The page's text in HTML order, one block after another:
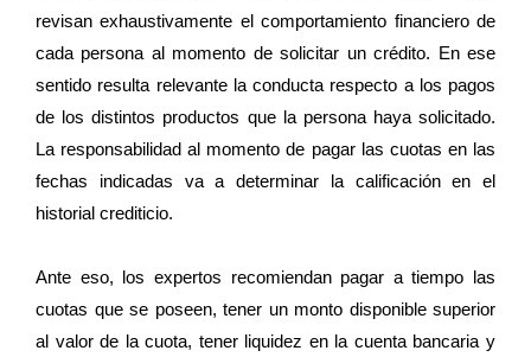
revisan exhaustivamente el comportamiento financiero de
cada persona al momento de solicitar un crédito. En ese
sentido resulta relevante la conducta respecto a los pagos
de los distintos productos que la persona haya solicitado.
La responsabilidad al momento de pagar las cuotas en las
fechas indicadas va a determinar la calificación en el
historial crediticio.
Ante eso, los expertos recomiendan pagar a tiempo las
cuotas que se poseen, tener un monto disponible superior
al valor de la cuota, tener liquidez en la cuenta bancaria y